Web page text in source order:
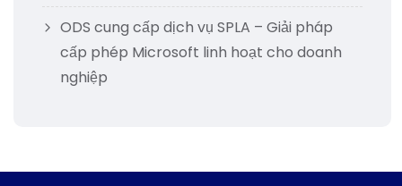
ODS cung cấp dịch vụ SPLA – Giải pháp
cấp phép Microsoft linh hoạt cho doanh
nghiệp